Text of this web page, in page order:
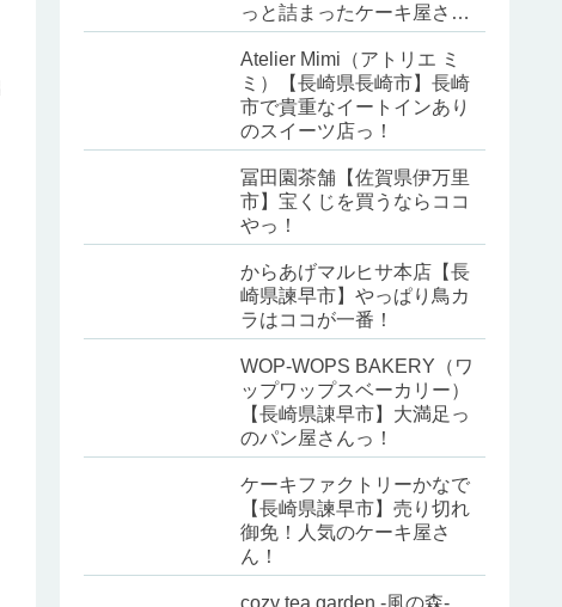
っと詰まったケーキ屋さ
ん！
Atelier Mimi（アトリエ ミ
ミ）【長崎県長崎市】長崎
市で貴重なイートインあり
のスイーツ店っ！
冨田園茶舗【佐賀県伊万里
市】宝くじを買うならココ
やっ！
からあげマルヒサ本店【長
崎県諫早市】やっぱり鳥カ
ラはココが一番！
WOP-WOPS BAKERY（ワ
ップワップスベーカリー）
【長崎県諌早市】大満足っ
のパン屋さんっ！
ケーキファクトリーかなで
【長崎県諫早市】売り切れ
御免！人気のケーキ屋さ
ん！
cozy tea garden -風の森-